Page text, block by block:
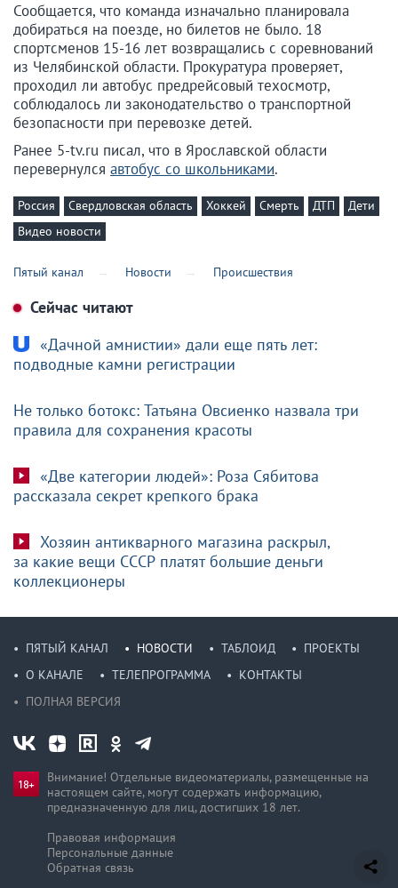
Сообщается, что команда изначально планировала
добираться на поезде, но билетов не было. 18
спортсменов 15-16 лет возвращались с соревнований
из Челябинской области. Прокуратура проверяет,
проходил ли автобус предрейсовый техосмотр,
соблюдалось ли законодательство о транспортной
безопасности при перевозке детей.
Ранее 5-tv.ru писал, что в Ярославской области
перевернулся автобус со школьниками.
Россия Свердловская область Хоккей Смерть ДТП
Дети
Видео новости
Пятый канал Новости Происшествия
Сейчас читают
«Дачной амнистии» дали еще пять лет:
подводные камни регистрации
Не только ботокс: Татьяна Овсиенко назвала три
правила для сохранения красоты
«Две категории людей»: Роза Сябитова
рассказала секрет крепкого брака
Хозяин антикварного магазина раскрыл,
за какие вещи СССР платят большие деньги
коллекционеры
ПЯТЫЙ КАНАЛ НОВОСТИ ТАБЛОИД
ПРОЕКТЫ
О КАНАЛЕ
ТЕЛЕПРОГРАММА
КОНТАКТЫ
ПОЛНАЯ ВЕРСИЯ
Внимание! Отдельные видеоматериалы, размещенные на
настоящем сайте, могут содержать информацию,
предназначен­ную для лиц, достигших 18 лет.
Правовая информация
Персональные данные
Обратная связь